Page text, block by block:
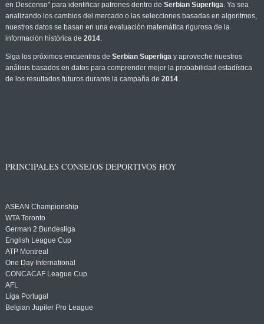
en Descenso" para identificar patrones dentro de Serbian Superliga. Ya sea
analizando los cambios del mercado o las selecciones basadas en algoritmos,
nuestros datos se basan en una evaluación matemática rigurosa de la
información histórica de 2014.
Siga los próximos encuentros de Serbian Superligay aproveche nuestros
análisis basados en datos para comprender mejor la probabilidad estadística
de los resultados futuros durante la campaña de 2014.
PRINCIPALES CONSEJOS DEPORTIVOS HOY
ASEAN Championship
WTA Toronto
German 2 Bundesliga
English League Cup
ATP Montreal
One Day International
CONCACAF League Cup
AFL
Liga Portugal
Belgian Jupiler Pro League